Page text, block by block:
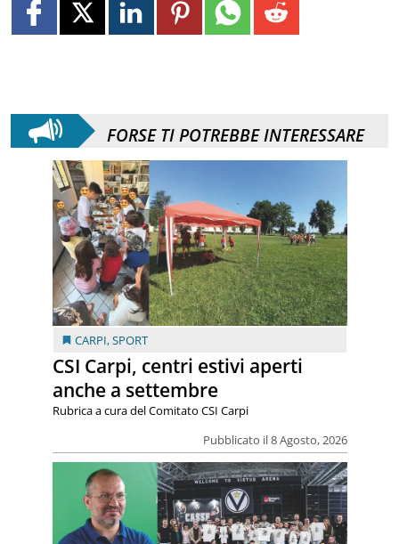
FORSE TI POTREBBE INTERESSARE
CARPI,SPORT
CSI Carpi, centri estivi aperti
anche a settembre
Pubblicato il 8 Agosto, 2026
Rubrica a cura del Comitato CSI Carpi